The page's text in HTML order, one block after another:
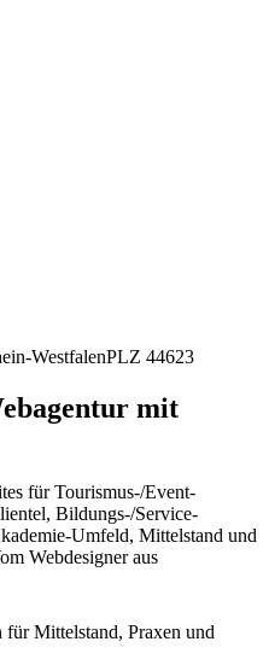
WestfalenPLZ 44623
mit
für Tourismus-/Event-
Bildungs-/Service-
Umfeld, Mittelstand und
Webdesigner aus
für Mittelstand, Praxen und